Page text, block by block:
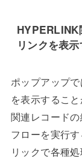
HYPERLINK
リンクを表
ポップアップ
を表示するこ
関連レコード
フローを実行
リックで各種